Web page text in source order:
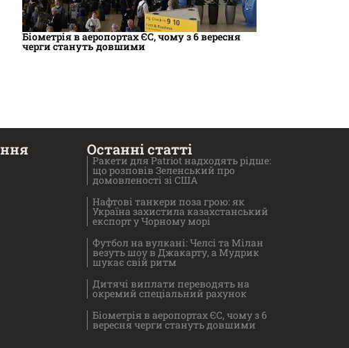
Біометрія в аеропортах ЄС, чому з 6 вересня
черги стануть довшими
Останні статті
Ракети для Patriot надходять рідше:
що розповів Зеленський про
домовленості зі США
Нафтові танкери поза грою: як
Україна захистила казахстанський
експорт у Чорному морі
Футбол на вулкані: Челсі та Мілан
везуть шоу в Джакарту, а Мудрик
шукає свій ритм
Дитячі виплати переводять на
окремий спеціальний рахунок
Біометрія в аеропортах ЄС, чому з 6
вересня черги стануть довшими